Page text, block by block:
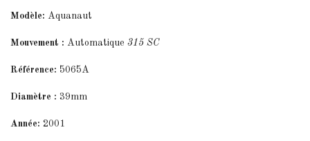
Modèle: Aquanaut
Mouvement : Automatique 315 SC
Référence: 5065A
Diamètre : 39mm
Année: 2001